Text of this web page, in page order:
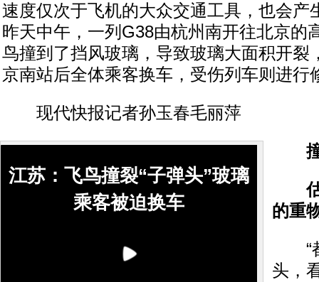
速度仅次于飞机的大众交通工具，也会产
昨天中午，一列G38由杭州南开往北京的
鸟撞到了挡风玻璃，导致玻璃大面积开裂
京南站后全体乘客换车，受伤列车则进行
现代快报记者孙玉春毛丽萍
江苏：飞鸟撞裂“子弹头”玻璃
乘客被迫换车
撞
估
的重
“都
头，